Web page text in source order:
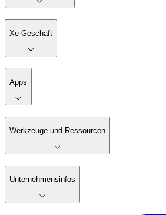
Xe Geschäft
Apps
Werkzeuge und Ressourcen
Unternehmensinfos